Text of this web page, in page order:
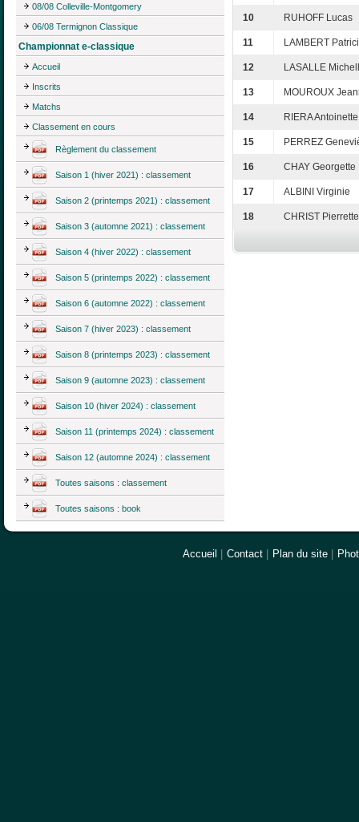
08/08 Colleville-Montgomery
06/08 Termignon Classique
Championnat e-classique
Accueil
Inscrits
Matchs
Classement en cours
Règlement du classement
Saison 1 (hiver 2021) : classement
Saison 2 (printemps 2021) : classement
Saison 3 (automne 2021) : classement
Saison 4 (hiver 2022) : classement
Saison 5 (printemps 2022) : classement
Saison 6 (automne 2022) : classement
Saison 7 (hiver 2023) : classement
Saison 8 (printemps 2023) : classement
Saison 9 (automne 2023) : classement
Saison 10 (hiver 2024) : classement
Saison 11 (printemps 2024) : classement
Saison 12 (automne 2024) : classement
Toutes saisons : classement
Toutes saisons : book
10 RUHOFF Lucas
11 LAMBERT
12 LASALLE
13 MOUROUX
14 RIERA Antoinette
15 PERREZ
16 CHAY Georgette
17 ALBINI Virginie
18 CHRIST Pierrette
Accueil | Contact | Plan du site |